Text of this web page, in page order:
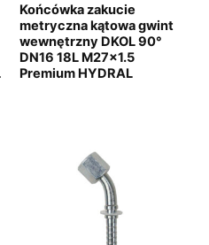
Końcówka zakucie
metryczna kątowa gwint
wewnętrzny DKOL 90°
DN16 18L M27x1.5
Premium HYDRAL